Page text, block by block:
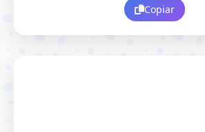
Copiar